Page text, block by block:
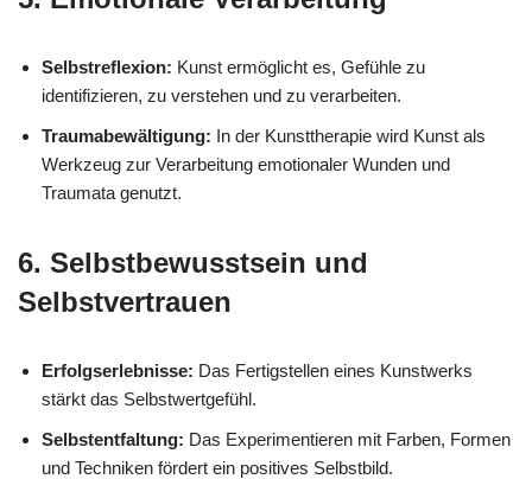
Selbstreflexion: Kunst ermöglicht es, Gefühle zu
identifizieren, zu verstehen und zu verarbeiten.
Traumabewältigung: In der Kunsttherapie wird Kunst als
Werkzeug zur Verarbeitung emotionaler Wunden und
Traumata genutzt.
6. Selbstbewusstsein und
Selbstvertrauen
Erfolgserlebnisse: Das Fertigstellen eines Kunstwerks
stärkt das Selbstwertgefühl.
Selbstentfaltung: Das Experimentieren mit Farben, Formen
und Techniken fördert ein positives Selbstbild.